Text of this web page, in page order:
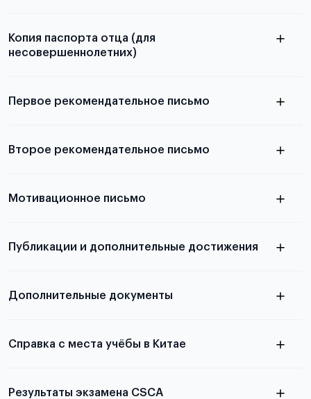
Копия паспорта отца (для
несовершеннолетних)
выезда
Первое рекомендательное письмо
письма
Второе рекомендательное письмо
письма
Мотивационное письмо
статье
Публикации и дополнительные достижения
Дополнительные документы
Справка с места учёбы в Китае
Результаты экзамена CSCA